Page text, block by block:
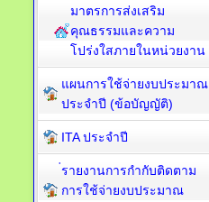
มาตรการส่งเสริม
คุณธรรมและความ
โปร่งใสภายในหน่วยงาน
แผนการใช้จ่ายงบประมาณ
ประจำปี (ข้อบัญญัติ)
ITA ประจำปี
่รายงานการกำกับติดตาม
การใช้จ่ายงบประมาณ